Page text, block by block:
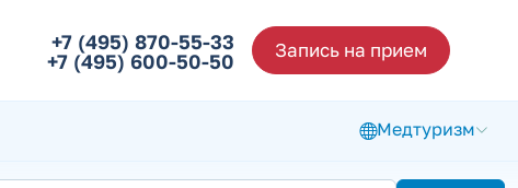
+7 (495) 870-55-33
+7 (495) 600-50-50
Запись на прием
Медтуризм